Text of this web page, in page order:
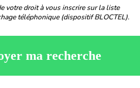
votre droit à vous inscrire sur la liste
téléphonique (dispositif BLOCTEL).
ma recherche